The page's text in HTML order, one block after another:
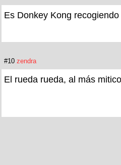
Es Donkey Kong
#10 zendra
El rueda rueda, al más